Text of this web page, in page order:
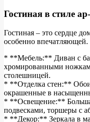
Гостиная в стиле
Гостиная – это сердце
особенно впечатляющей.
* **Мебель:** Диван с
хромированными
столешницей.
* **Отделка стен:**
окрашенные в
* **Освещение:**
подвесками, торшеры с
* **Декор:** Зеркала в